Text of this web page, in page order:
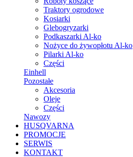
Traktory ogrodowe
Kosiarki
Glebogryzarki
Podkaszarki Al-ko
Nożyce do żywopłotu Al-ko
Pilarki Al-ko
Części
Einhell
Pozostałe
Akcesoria
Oleje
Części
Nawozy
HUSQVARNA
PROMOCJE
SERWIS
KONTAKT